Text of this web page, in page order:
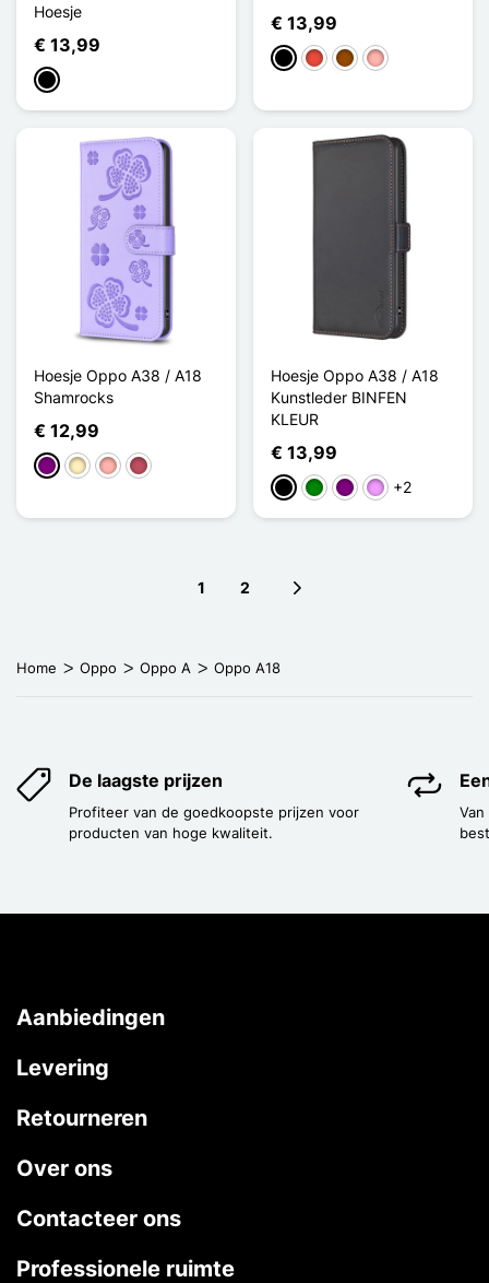
Hoesje
€ 13,99
Zwart
€ 13,99
ZwartRoodBruinRose Goud
Hoesje Oppo A38 / A18
Shamrocks
€ 12,99
PurperGoldenRose Goud
Donker roze
Hoesje Oppo A38 / A18
Kunstleder BINFEN
KLEUR
€ 13,99
ZwartGroenPurperLicht Violet
+2
1 2
Home Oppo Oppo A Oppo A18
De laagste prijzen
Profiteer van de goedkoopste prijzen voor
producten van hoge kwaliteit.
Aanbiedingen
Levering
Retourneren
Over ons
Contacteer ons
Professionele ruimte